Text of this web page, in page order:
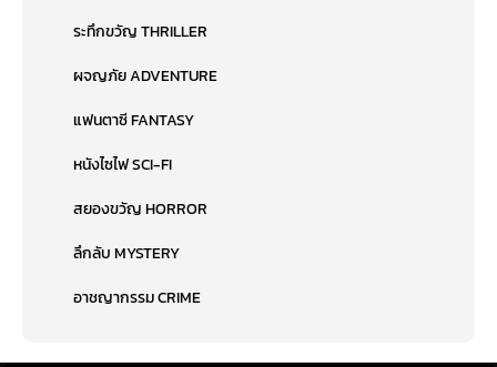
ระทึกขวัญ THRILLER
ผจญภัย ADVENTURE
แฟนตาซี FANTASY
หนังไซไฟ SCI-FI
สยองขวัญ HORROR
ลึกลับ MYSTERY
อาชญากรรม CRIME